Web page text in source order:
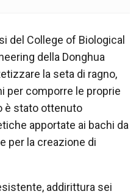
del College of Biological
della Donghua
la seta di ragno,
per comporre le proprie
è stato ottenuto
apportate ai bachi da
per la creazione di
addirittura sei